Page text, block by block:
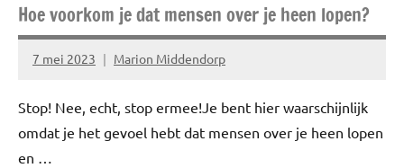
Hoe voorkom je dat mensen over je heen lopen?
7 mei 2023 Marion Middendorp
Geen
Stop! Nee, echt, stop ermee!Je bent hier waarschijnlijk
omdat je het gevoel hebt dat mensen over je heen lopen
en …